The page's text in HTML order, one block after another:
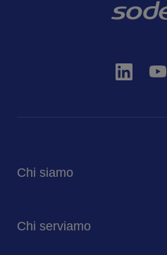
Chi siamo
Sostenibilità
Chi serviamo